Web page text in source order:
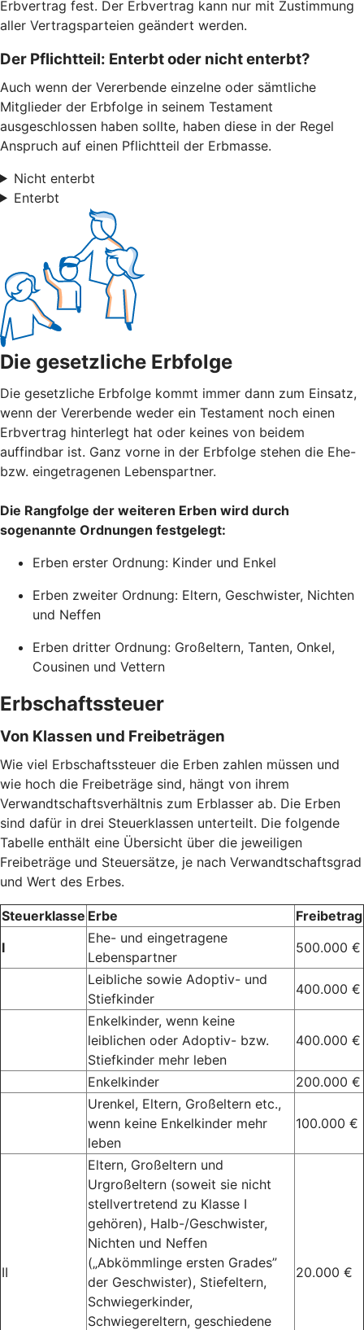
Erbvertrag fest. Der Erbvertrag kann nur mit Zustimmung
aller Vertragsparteien geändert werden.
Der Pflichtteil: Enterbt oder nicht enterbt?
Auch wenn der Vererbende einzelne oder sämtliche
Mitglieder der Erbfolge in seinem Testament
ausgeschlossen haben sollte, haben diese in der Regel
Anspruch auf einen Pflichtteil der Erbmasse.
Nicht enterbt
Enterbt
Die gesetzliche Erbfolge
Die gesetzliche Erbfolge kommt immer dann zum Einsatz,
wenn der Vererbende weder ein Testament noch einen
Erbvertrag hinterlegt hat oder keines von beidem
auffindbar ist. Ganz vorne in der Erbfolge stehen die Ehe-
bzw. eingetragenen Lebenspartner.
Die Rangfolge der weiteren Erben wird durch
sogenannte Ordnungen festgelegt:
Erben erster Ordnung: Kinder und Enkel
Erben zweiter Ordnung: Eltern, Geschwister, Nichten
und Neffen
Erben dritter Ordnung: Großeltern, Tanten, Onkel,
Cousinen und Vettern
Erbschaftssteuer
Von Klassen und Freibeträgen
Wie viel Erbschaftssteuer die Erben zahlen müssen und
wie hoch die Freibeträge sind, hängt von ihrem
Verwandtschaftsverhältnis zum Erblasser ab. Die Erben
sind dafür in drei Steuerklassen unterteilt. Die folgende
Tabelle enthält eine Übersicht über die jeweiligen
Freibeträge und Steuersätze, je nach Verwandtschaftsgrad
und Wert des Erbes.
Steuerklasse Erbe
Freibetrag
I
Ehe- und eingetragene
Lebenspartner
500.000 €
Leibliche sowie Adoptiv- und
Stiefkinder
400.000 €
Enkelkinder, wenn keine
leiblichen oder Adoptiv- bzw.
Stiefkinder mehr leben
400.000 €
Enkelkinder
200.000 €
Urenkel, Eltern, Großeltern etc.,
wenn keine Enkelkinder mehr
leben
100.000 €
II
Eltern, Großeltern und
Urgroßeltern (soweit sie nicht
stellvertretend zu Klasse I
gehören), Halb-/Geschwister,
Nichten und Neffen
(„Abkömmlinge ersten Grades”
der Geschwister), Stiefeltern,
Schwiegerkinder,
Schwiegereltern, geschiedene
20.000 €